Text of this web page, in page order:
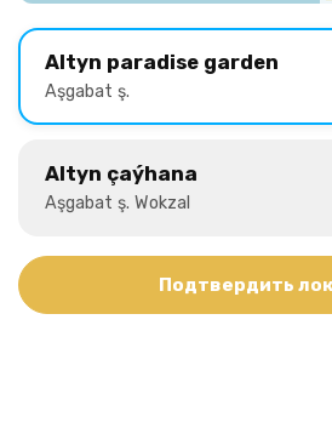
Altyn paradise garden
Aşgabat ş.
Altyn çaýhana
Aşgabat ş. Wokzal
Подтвердить